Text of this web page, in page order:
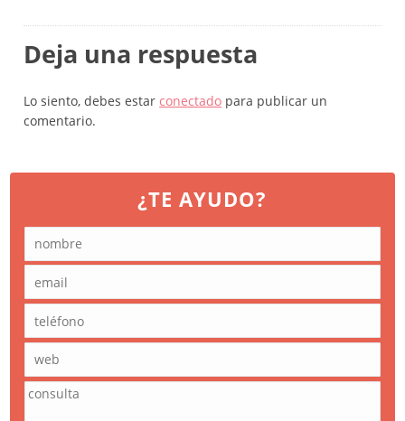
Deja una respuesta
Lo siento, debes estar conectado para publicar un
comentario.
¿TE AYUDO?